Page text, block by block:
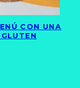
CON UNA